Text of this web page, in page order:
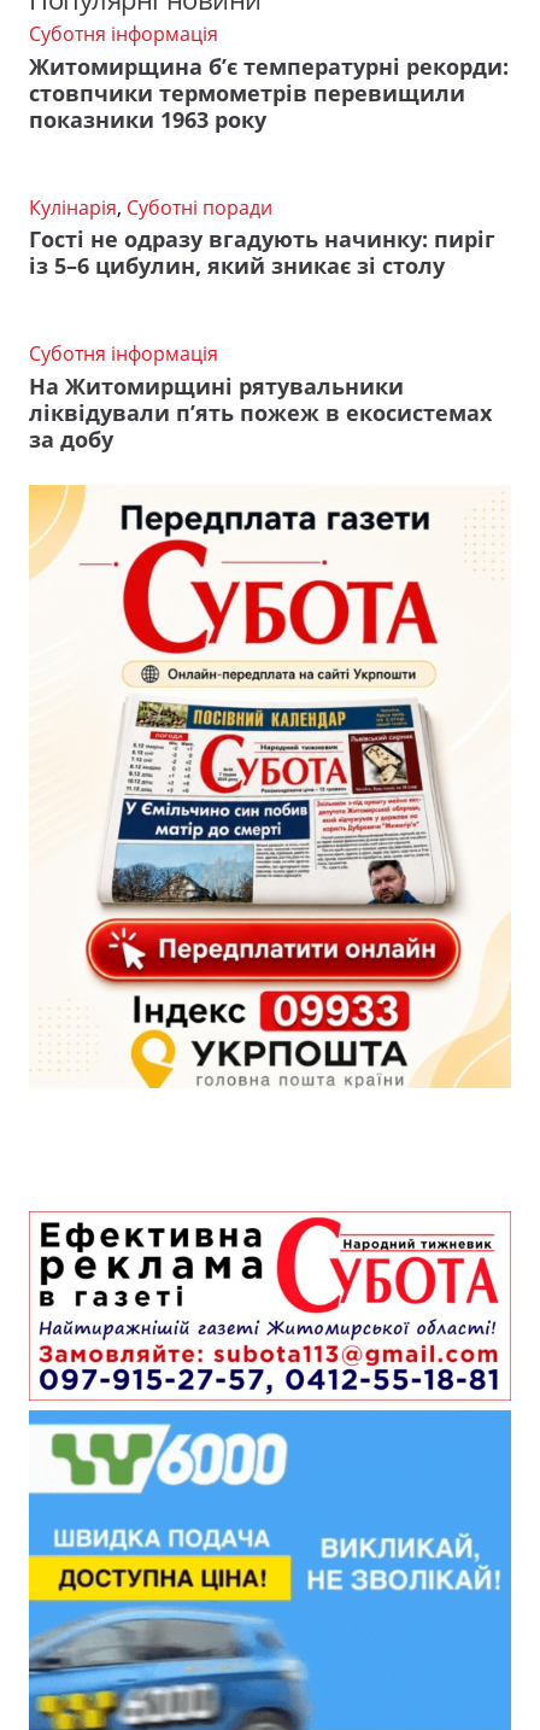
Суботня інформація
Житомирщина б’є температурні рекорди:
стовпчики термометрів перевищили
показники 1963 року
Кулінарія, Суботні поради
Гості не одразу вгадують начинку: пиріг
із 5–6 цибулин, який зникає зі столу
Суботня інформація
На Житомирщині рятувальники
ліквідували п’ять пожеж в екосистемах
за добу